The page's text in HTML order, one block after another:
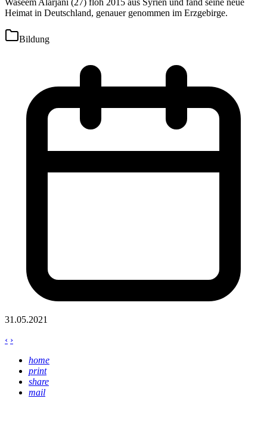
Heimat in Deutschland, genauer genommen im Erzgebirge.
Bildung
31.05.2021
‹ ›
home
print
share
mail